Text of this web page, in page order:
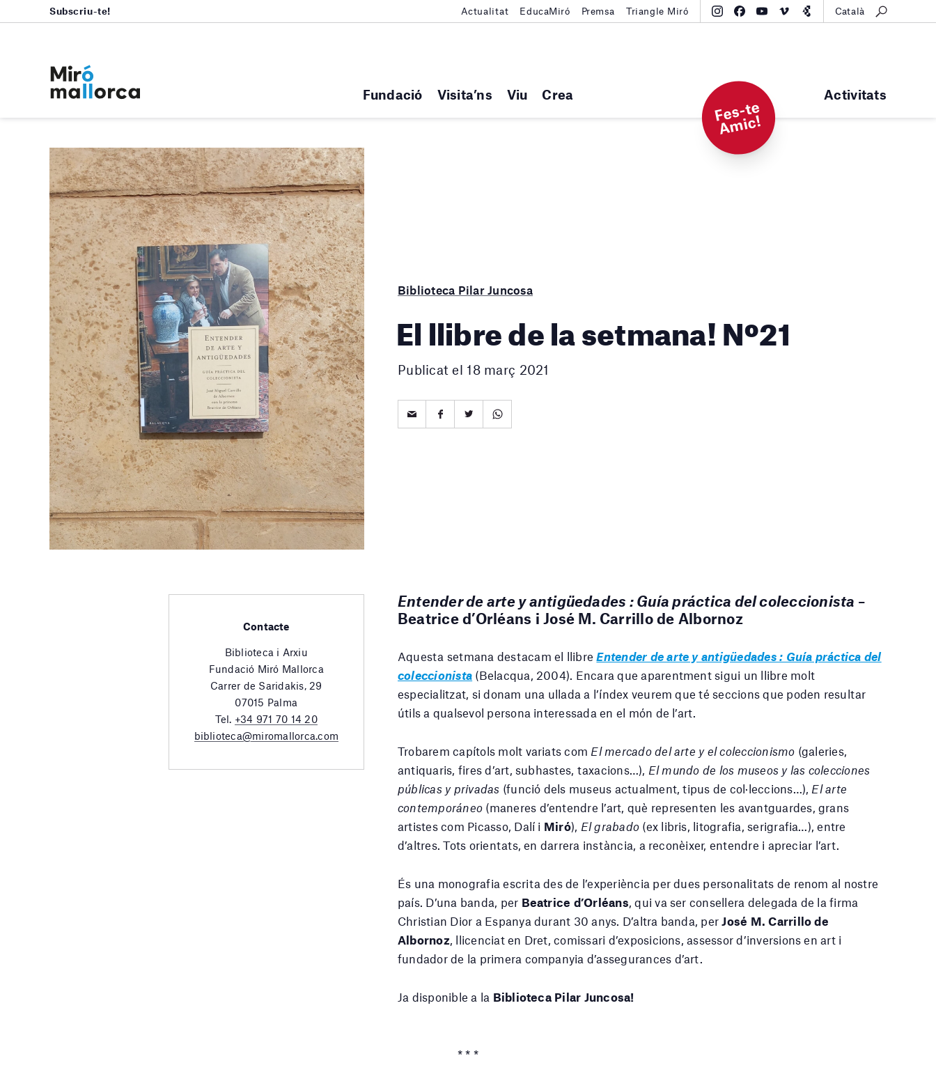
Fundació Visita’ns Viu Crea Activitats
Subscriu-te! Actualitat EducaMiró Premsa Triangle Miró Català
F
e
s-t
e
A
mi
c!
Biblioteca Pilar Juncosa
El llibre de la setmana! Nº21
Publicat el 18 març 2021
Contacte
Biblioteca i Arxiu
Fundació Miró Mallorca
Carrer de Saridakis, 29
07015 Palma
Tel. +34 971 70 14 20
biblioteca@miromallorca.com
Entender de arte y antigüedades : Guía práctica del coleccionista –
Beatrice d’Orléans i José M. Carrillo de Albornoz
Aquesta setmana destacam el llibreEntender de arte y antigüedades : Guía práctica del
coleccionista (Belacqua, 2004). Encara que aparentment sigui un llibre molt
especialitzat, si donam una ullada a l’índex veurem que té seccions que poden resultar
útils a qualsevol persona interessada en el món de l’art.
Trobarem capítols molt variats com El mercado del arte y el coleccionismo (galeries,
antiquaris, fires d’art, subhastes, taxacions…), El mundo de los museos y las colecciones
públicas y privadas (funció dels museus actualment, tipus de col·leccions…), El arte
contemporáneo (maneres d’entendre l’art, què representen les avantguardes, grans
artistes com Picasso, Dalí i Miró), El grabado (ex libris, litografia, serigrafia…), entre
d’altres. Tots orientats, en darrera instància, a reconèixer, entendre i apreciar l’art.
És una monografia escrita des de l’experiència per dues personalitats de renom al nostre
país. D’una banda, per Beatrice d’Orléans, qui va ser consellera delegada de la firma
Christian Dior a Espanya durant 30 anys. D’altra banda, perJosé M. Carrillo de
Albornoz, llicenciat en Dret, comissari d’exposicions, assessor d’inversions en art i
fundador de la primera companyia d’assegurances d’art.
Ja disponible a la Biblioteca Pilar Juncosa!
* * *